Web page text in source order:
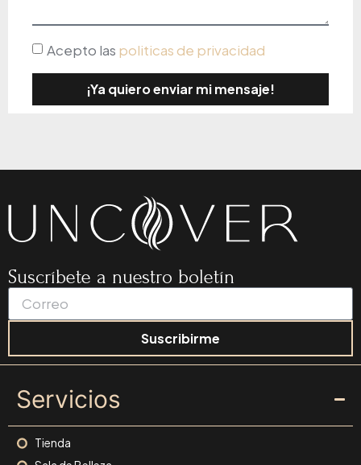
Acepto las politicas de privacidad
¡Ya quiero enviar mi mensaje!
Suscríbete a nuestro boletín
Suscribirme
Servicios
Tienda